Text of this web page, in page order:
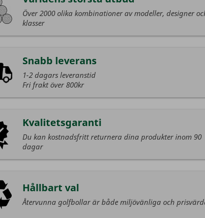
Över 2000 olika kombinationer av modeller, designer
klasser
Snabb leverans
1-2 dagars leveranstid
Fri frakt över 800kr
Kvalitetsgaranti
Du kan kostnadsfritt returnera dina produkter inom 90
dagar
Hållbart val
Återvunna golfbollar är både miljövänliga och